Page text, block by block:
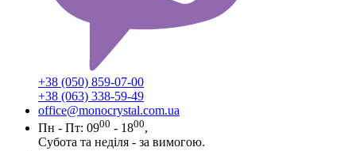
+38 (050) 859-07-00
+38 (063) 338-59-49
office@monocrystal.com.ua
Пн - Пт: 0900 - 1800,
Субота та неділя - за вимогою.